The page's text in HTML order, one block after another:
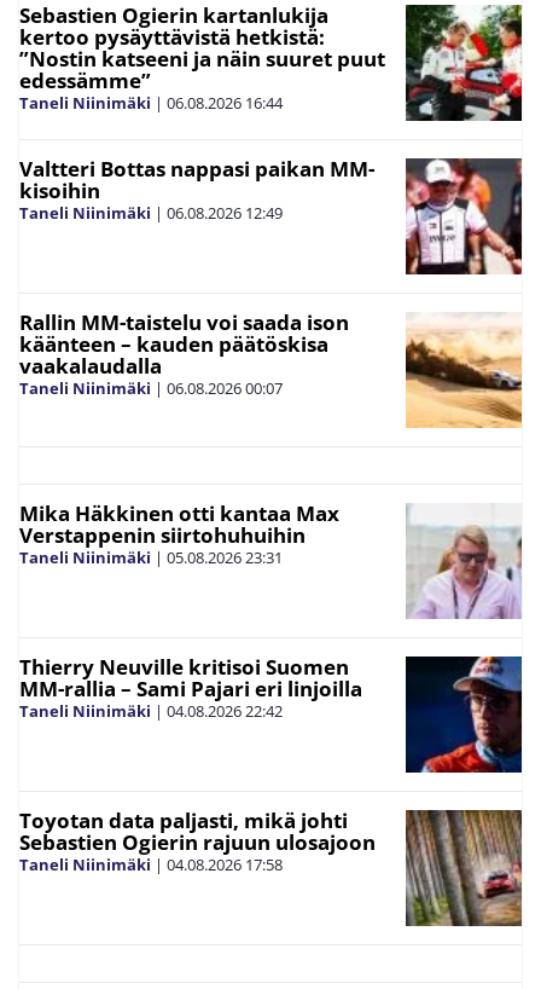
Sebastien Ogierin kartanlukija
kertoo pysäyttävistä hetkistä:
”Nostin katseeni ja näin suuret puut
edessämme”
Taneli Niinimäki | 06.08.2026 16:44
Valtteri Bottas nappasi paikan MM-
kisoihin
Taneli Niinimäki | 06.08.2026 12:49
Rallin MM-taistelu voi saada ison
käänteen – kauden päätöskisa
vaakalaudalla
Taneli Niinimäki | 06.08.202600:07
Mika Häkkinen otti kantaa Max
Verstappenin siirtohuhuihin
Taneli Niinimäki | 05.08.202623:31
Thierry Neuville kritisoi Suomen
MM-rallia – Sami Pajari eri linjoilla
Taneli Niinimäki | 04.08.202622:42
Toyotan data paljasti, mikä johti
Sebastien Ogierin rajuun ulosajoon
Taneli Niinimäki | 04.08.2026 17:58